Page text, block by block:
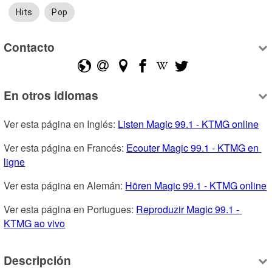
Hits Pop
Contacto
En otros idiomas
Ver esta página en Inglés: Listen Magic 99.1 - KTMG online
Ver esta página en Francés: Ecouter Magic 99.1 - KTMG en
ligne
Ver esta página en Alemán: Hören Magic 99.1 - KTMG online
Ver esta página en Portugues: Reproduzir Magic 99.1 -
KTMG ao vivo
Descripción